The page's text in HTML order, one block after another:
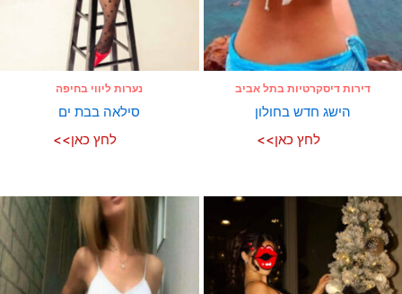
דירות דיסקרטיות בתל אביב
הישג חדש בחולון
לחץ כאן>>
נערות ליווי בחיפה
סילאה בבת ים
לחץ כאן>>